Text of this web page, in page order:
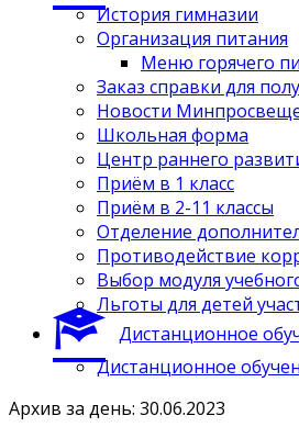
История гимназии
Организация питания
Меню горячего
Заказ справки для
Новости
Школьная форма
Центр раннего
Приём в 1 класс
Приём в 2-11 классы
Отделение
Противодействие
Выбор модуля
Льготы для детей
Дистанционное
Дистанционное
Архив за день: 30.06.2023